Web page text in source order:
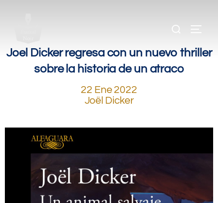
Joel Dicker regresa con un nuevo thriller
sobre la historia de un atraco
22 Ene 2022
Joël Dicker